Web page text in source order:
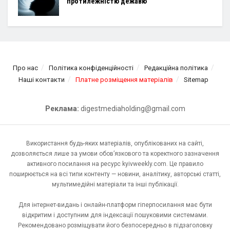
Про нас Політика конфіденційності
Редакційна політика
Наші контакти
Платне розміщення матеріалів Sitemap
Реклама: digestmediaholding@gmail.com
Використання будь-яких матеріалів, опублікованих на сайті,
дозволяється лише за умови обов’язкового та коректного зазначення
активного посилання на ресурс kyivweekly.com. Це правило
поширюється на всі типи контенту — новини, аналітику, авторські статті,
мультимедійні матеріали та інші публікації.
Для інтернет-видань і онлайн-платформ гіперпосилання має бути
відкритим і доступним для індексації пошуковими системами.
Рекомендовано розміщувати його безпосередньо в підзаголовку